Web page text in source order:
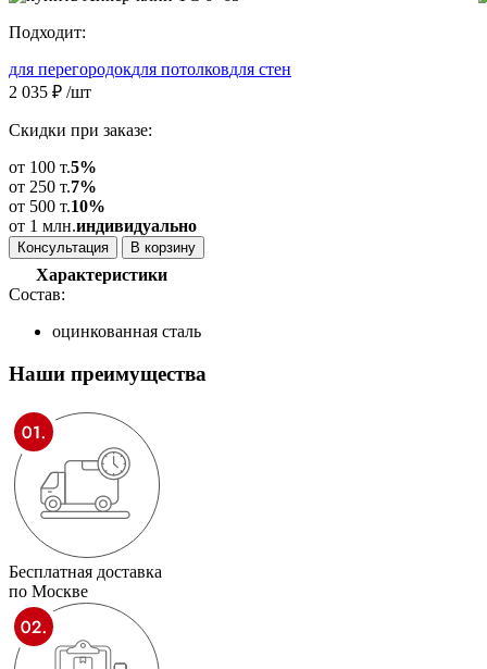
Подходит:
для перегородокдля потолковдля стен
2 035 ₽ /шт
Скидки при заказе:
от 100 т.5%
от 250 т.7%
от 500 т.10%
от 1 млн.индивидуально
Консультация В корзину
Характеристики
Состав:
оцинкованная сталь
Наши преимущества
Бесплатная доставка
по Москве